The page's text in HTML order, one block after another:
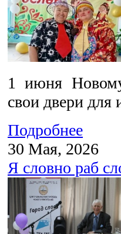
1 июня
свои двери для
Подробнее
30 Мая, 2026
Я словно раб